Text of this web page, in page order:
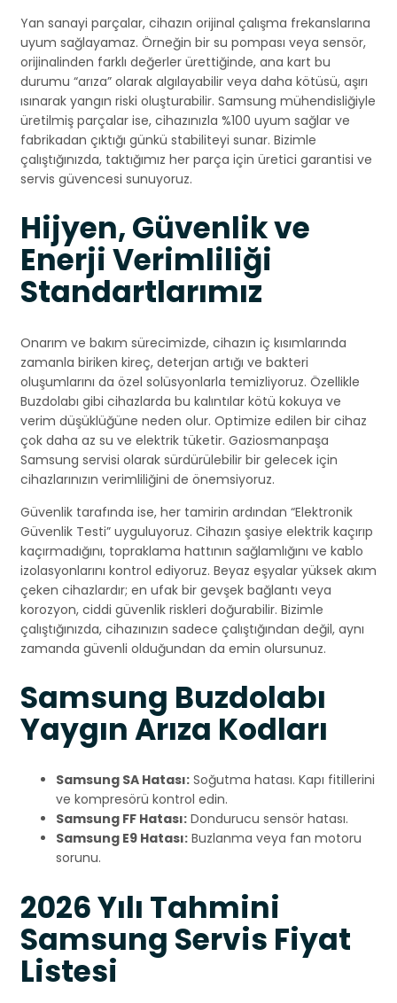
Yan sanayi parçalar, cihazın orijinal çalışma frekanslarına
uyum sağlayamaz. Örneğin bir su pompası veya sensör,
orijinalinden farklı değerler ürettiğinde, ana kart bu
durumu “arıza” olarak algılayabilir veya daha kötüsü, aşırı
ısınarak yangın riski oluşturabilir. Samsung mühendisliğiyle
üretilmiş parçalar ise, cihazınızla %100 uyum sağlar ve
fabrikadan çıktığı günkü stabiliteyi sunar. Bizimle
çalıştığınızda, taktığımız her parça için üretici garantisi ve
servis güvencesi sunuyoruz.
Hijyen, Güvenlik ve
Enerji Verimliliği
Standartlarımız
Onarım ve bakım sürecimizde, cihazın iç kısımlarında
zamanla biriken kireç, deterjan artığı ve bakteri
oluşumlarını da özel solüsyonlarla temizliyoruz. Özellikle
Buzdolabı gibi cihazlarda bu kalıntılar kötü kokuya ve
verim düşüklüğüne neden olur. Optimize edilen bir cihaz
çok daha az su ve elektrik tüketir. Gaziosmanpaşa
Samsung servisi olarak sürdürülebilir bir gelecek için
cihazlarınızın verimliliğini de önemsiyoruz.
Güvenlik tarafında ise, her tamirin ardından “Elektronik
Güvenlik Testi” uyguluyoruz. Cihazın şasiye elektrik kaçırıp
kaçırmadığını, topraklama hattının sağlamlığını ve kablo
izolasyonlarını kontrol ediyoruz. Beyaz eşyalar yüksek akım
çeken cihazlardır; en ufak bir gevşek bağlantı veya
korozyon, ciddi güvenlik riskleri doğurabilir. Bizimle
çalıştığınızda, cihazınızın sadece çalıştığından değil, aynı
zamanda güvenli olduğundan da emin olursunuz.
Samsung Buzdolabı
Yaygın Arıza Kodları
Samsung SA Hatası: Soğutma hatası. Kapı fitillerini
ve kompresörü kontrol edin.
Samsung FF Hatası: Dondurucu sensör hatası.
Samsung E9 Hatası: Buzlanma veya fan motoru
sorunu.
2026 Yılı Tahmini
Samsung Servis Fiyat
Listesi